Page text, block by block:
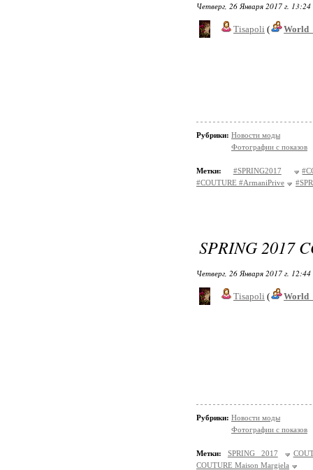
Четверг, 26 Января 2017 г. 13:24
Tisapoli (
Рубрики: Новости моды
Фотографии с показов
Метки: #SPRING2017
#COUTURE #ArmaniPrive
SPRING 2017
Четверг, 26 Января 2017 г. 12:44
Tisapoli (
Рубрики: Новости моды
Фотографии с показов
Метки: SPRING 2017
COUTURE Maison Margiela